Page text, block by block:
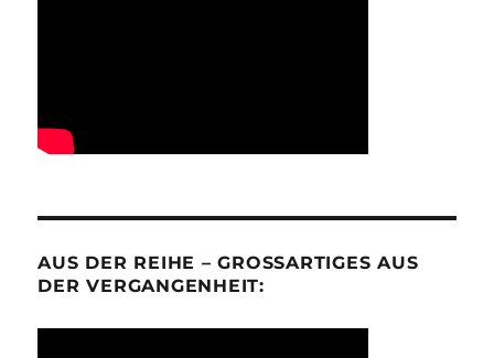
AUS DER REIHE – GROSSARTIGES AUS D
ER VERGANGENHEIT: